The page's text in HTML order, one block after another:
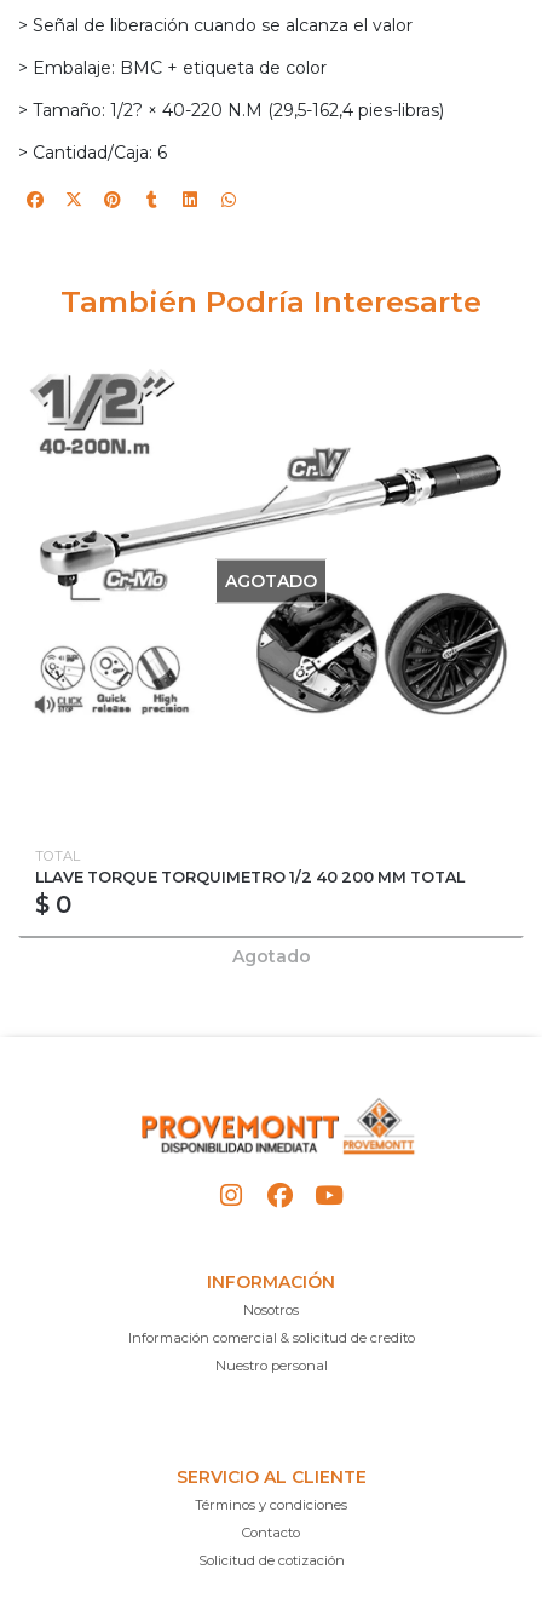
> Señal de liberación cuando se alcanza el valor
> Embalaje: BMC + etiqueta de color
> Tamaño: 1/2? × 40-220 N.M (29,5-162,4 pies-libras)
> Cantidad/Caja: 6
También Podría Interesarte
AGOTADO
TOTAL
LLAVE TORQUE TORQUIMETRO 1/2 40 200 MM TOTAL
$ 0
Agotado
INFORMACIÓN
Nosotros
Información comercial & solicitud de credito
Nuestro personal
SERVICIO AL CLIENTE
Términos y condiciones
Contacto
Solicitud de cotización